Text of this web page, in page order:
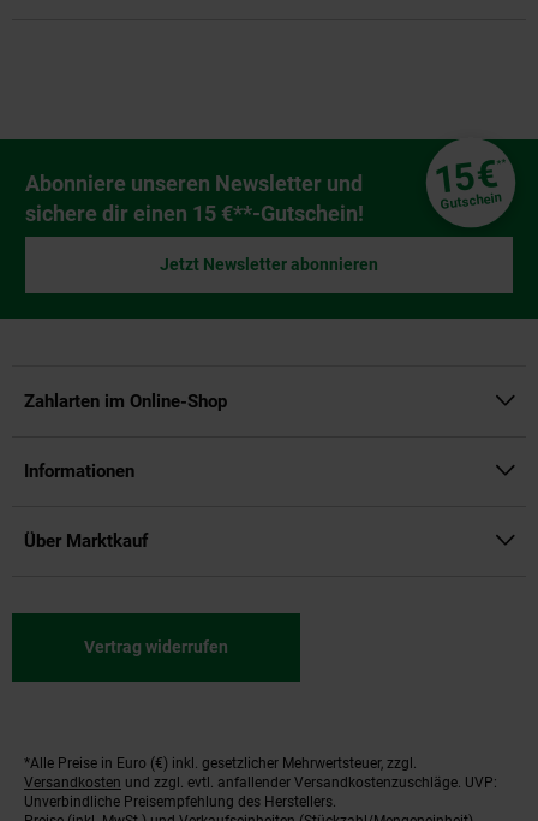
Newsletter Anmeldung
Abonniere unseren Newsletter und
sichere dir einen 15 €**-Gutschein!
15€**
Gutschein
Jetzt Newsletter abonnieren
Zahlarten im Online-Shop
Informationen
Über Marktkauf
Vertrag widerrufen
Fußnoten
*Alle Preise in Euro (€) inkl. gesetzlicher Mehrwertsteuer, zzgl.
Versandkosten und zzgl. evtl. anfallender Versandkostenzuschläge. UVP:
Unverbindliche Preisempfehlung des Herstellers.